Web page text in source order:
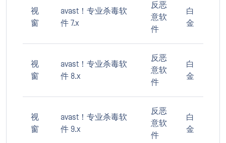
视
窗
avast！专业杀毒软
件 7.x
反恶
意软
件
白
金
视
窗
avast！专业杀毒软
件 8.x
反恶
意软
件
白
金
视
窗
avast！专业杀毒软
件 9.x
反恶
意软
件
白
金